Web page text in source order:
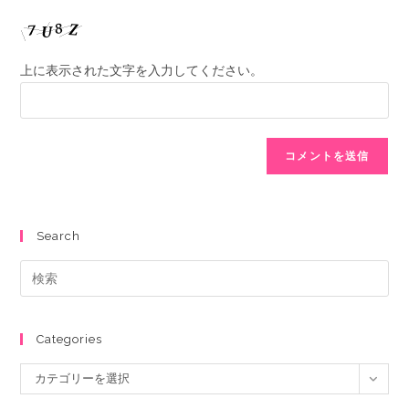
上に表示された文字を入力してください。
Search
Categories
カテゴリーを選択